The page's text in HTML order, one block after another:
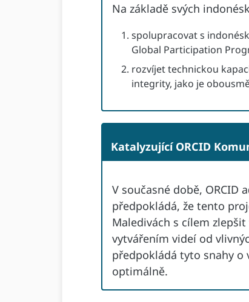
Na základě svých
spolupracovat s
Global Participation
rozvíjet technickou
integrity, jako je
Katalyzující ORCID
V současné době, ORCID
předpokládá, že tento
Maledivách s cílem
vytvářením videí od
předpokládá tyto snahy o
optimálně.